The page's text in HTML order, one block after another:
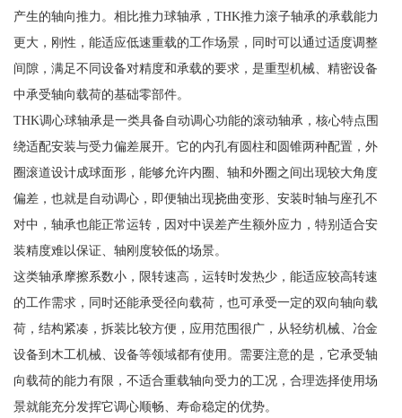
产生的轴向推力。相比推力球轴承，THK推力滚子轴承的承载能力
更大，刚性，能适应低速重载的工作场景，同时可以通过适度调整
间隙，满足不同设备对精度和承载的要求，是重型机械、精密设备
中承受轴向载荷的基础零部件。
THK调心球轴承是一类具备自动调心功能的滚动轴承，核心特点围
绕适配安装与受力偏差展开。它的内孔有圆柱和圆锥两种配置，外
圈滚道设计成球面形，能够允许内圈、轴和外圈之间出现较大角度
偏差，也就是自动调心，即便轴出现挠曲变形、安装时轴与座孔不
对中，轴承也能正常运转，因对中误差产生额外应力，特别适合安
装精度难以保证、轴刚度较低的场景。
这类轴承摩擦系数小，限转速高，运转时发热少，能适应较高转速
的工作需求，同时还能承受径向载荷，也可承受一定的双向轴向载
荷，结构紧凑，拆装比较方便，应用范围很广，从轻纺机械、冶金
设备到木工机械、设备等领域都有使用。需要注意的是，它承受轴
向载荷的能力有限，不适合重载轴向受力的工况，合理选择使用场
景就能充分发挥它调心顺畅、寿命稳定的优势。